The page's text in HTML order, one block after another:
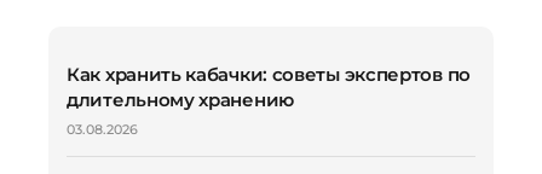
Как хранить кабачки: советы экспертов по
длительному хранению
03.08.2026